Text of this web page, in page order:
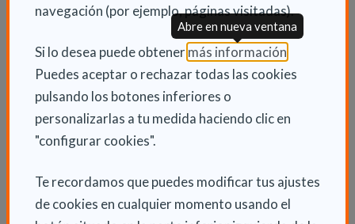
navegación (por ejemplo, páginas visitadas).
Si lo desea puede obtener más información
Puedes aceptar o rechazar todas las cookies
pulsando los botones inferiores o
personalizarlas a tu medida haciendo clic en
"configurar cookies".
Te recordamos que puedes modificar tus ajustes
de cookies en cualquier momento usando el
Abre en nueva ventana
como confusión, miedos, agresividad o ansiedad.
Poco a poco se olvidan tareas que antes eran
habituales: en el trabajo, en su casa o en los
momentos de ocio. Por ejemplo, olvidar cómo se
va a un sitio.
Dejar de tener iniciativa para emprender nuevos
trabajo.
La persona puede estar desorientada en cuanto al